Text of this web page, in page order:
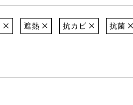
遮熱 抗カビ 抗菌